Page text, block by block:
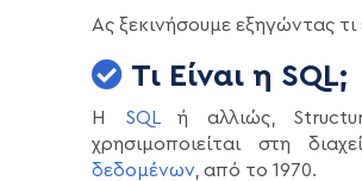
Ας ξεκινήσουμε εξηγώντας τι
Τι Είναι η SQL;
Η SQLή αλλιώς,
χρησιμοποιείται στη
δεδομένων , από το 1970.